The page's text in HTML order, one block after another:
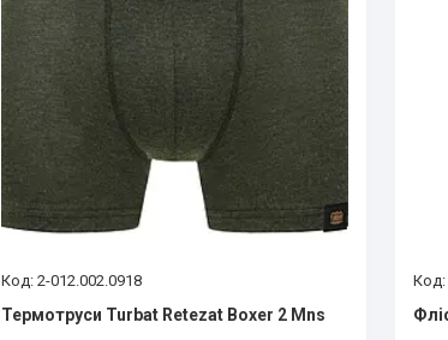
2-012.002.0918
Термотруси Turbat Retezat Boxer 2 Mns